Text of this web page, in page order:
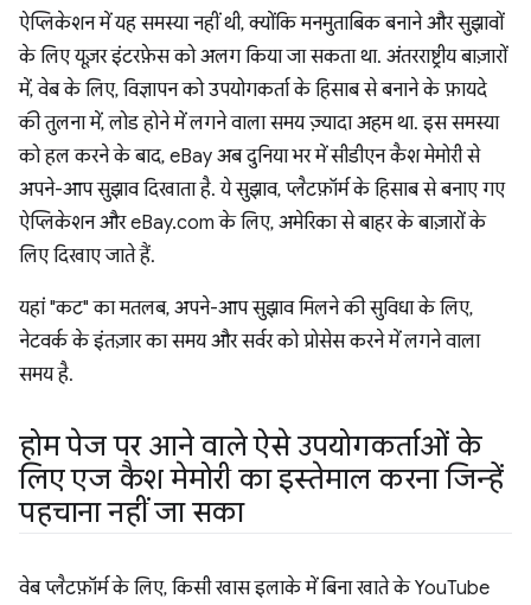
ऐप्लिकेशन में यह समस्या नहीं थी, क्योंकि मनमुताबिक बनाने और सुझावों
के लिए यूज़र इंटरफ़ेस को अलग किया जा सकता था. अंतरराष्ट्रीय बाज़ारों
में, वेब के लिए, विज्ञापन को उपयोगकर्ता के हिसाब से बनाने के फ़ायदे
की तुलना में, लोड होने में लगने वाला समय ज़्यादा अहम था. इस समस्या
को हल करने के बाद, eBay अब दुनिया भर में सीडीएन कैश मेमोरी से
अपने-आप सुझाव दिखाता है. ये सुझाव, प्लैटफ़ॉर्म के हिसाब से बनाए गए
ऐप्लिकेशन और eBay.com के लिए, अमेरिका से बाहर के बाज़ारों के
लिए दिखाए जाते हैं.
यहां "कट" का मतलब, अपने-आप सुझाव मिलने की सुविधा के लिए,
नेटवर्क के इंतज़ार का समय और सर्वर को प्रोसेस करने में लगने वाला
समय है.
होम पेज पर आने वाले ऐसे उपयोगकर्ताओं के
लिए एज कैश मेमोरी का इस्तेमाल करना जिन्हें
पहचाना नहीं जा सका
वेब प्लैटफ़ॉर्म के लिए, किसी खास इलाके में बिना खाते के YouTube